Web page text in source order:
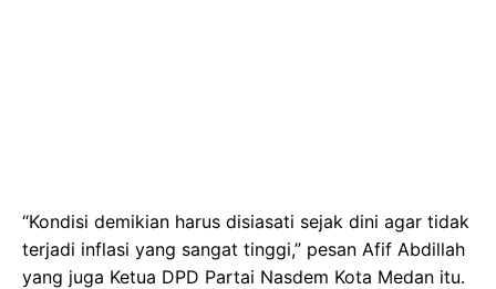
“Kondisi demikian harus disiasati sejak dini agar tidak
terjadi inflasi yang sangat tinggi,” pesan Afif Abdillah
yang juga Ketua DPD Partai Nasdem Kota Medan itu.